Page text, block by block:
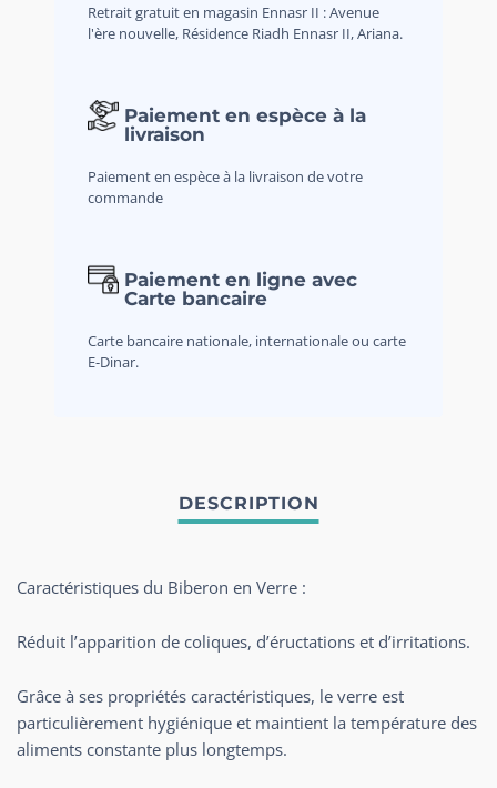
Retrait gratuit en magasin Ennasr II : Avenue
l'ère nouvelle, Résidence Riadh Ennasr II, Ariana.
Paiement en espèce à la
livraison
Paiement en espèce à la livraison de votre
commande
Paiement en ligne avec
Carte bancaire
Carte bancaire nationale, internationale ou carte
E-Dinar.
Caractéristiques du Biberon en Verre :
Réduit l’apparition de coliques, d’éructations et d’irritations.
Grâce à ses propriétés caractéristiques, le verre est
particulièrement hygiénique et maintient la température des
aliments constante plus longtemps.